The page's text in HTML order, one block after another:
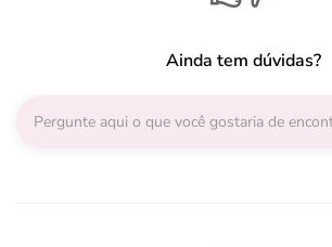
Ainda tem dúvidas?